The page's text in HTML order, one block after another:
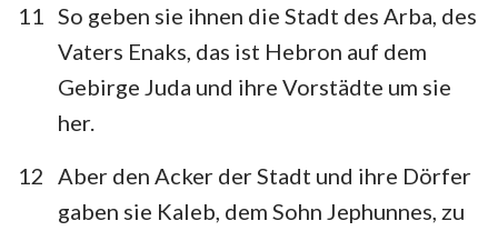
11
So geben sie ihnen die Stadt des Arba, des
Vaters Enaks, das ist Hebron auf dem
Gebirge Juda und ihre Vorstädte um sie
her.
12
Aber den Acker der Stadt und ihre Dörfer
gaben sie Kaleb, dem Sohn Jephunnes, zu